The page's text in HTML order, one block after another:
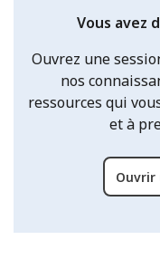
Vous avez
Ouvrez une
nos
ressources qui
et à
Ouvrir